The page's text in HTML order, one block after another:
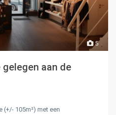
5
aan de
(+/- 105m²) met een